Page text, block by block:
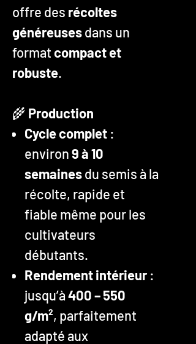
offre des récoltes
généreusesdans un
formatcompact et
robuste.
🌾 Production
Cycle complet :
environ9 à 10
semainesdu semis à la
récolte, rapide et
fiable même pour les
cultivateurs
débutants.
Rendement intérieur :
jusqu’à400 – 550
g/m², parfaitement
adapté aux